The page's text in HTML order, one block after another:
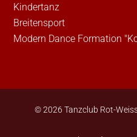
Kindertanz
Breitensport
Modern Dance Formation
© 2026 Tanzclub Rot-